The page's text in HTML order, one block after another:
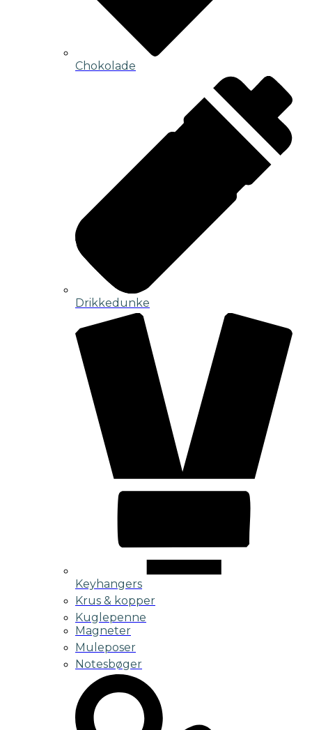
Chokolade
Drikkedunke
Keyhangers
Krus & kopper
Kuglepenne
Magneter
Muleposer
Notesbøger